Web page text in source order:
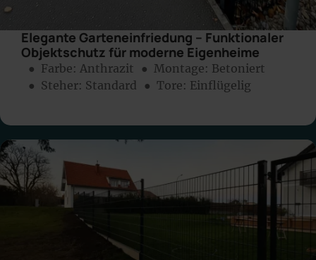
Elegante Garteneinfriedung – Funktionaler
Objektschutz für moderne Eigenheime
● Farbe: Anthrazit ● Montage: Betoniert
● Steher: Standard
● Tore: Einflügelig